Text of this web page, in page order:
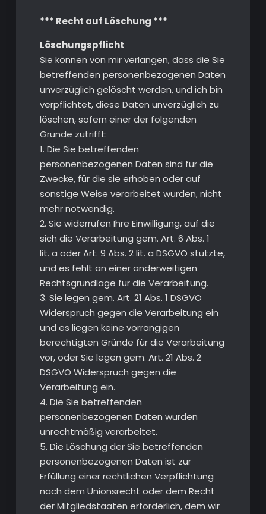
*** Recht auf Löschung ***
Löschungspflicht
Sie können von mir verlangen, dass die Sie
betreffenden personenbezogenen Daten
unverzüglich gelöscht werden, und ich bin
verpflichtet, diese Daten unverzüglich zu
löschen, sofern einer der folgenden
Gründe zutrifft:
1. Die Sie betreffenden
personenbezogenen Daten sind für die
Zwecke, für die sie erhoben oder auf
sonstige Weise verarbeitet wurden, nicht
mehr notwendig.
2. Sie widerrufen Ihre Einwilligung, auf die
sich die Verarbeitung gem. Art. 6 Abs. 1
lit. a oder Art. 9 Abs. 2 lit. a DSGVO stützte,
und es fehlt an einer anderweitigen
Rechtsgrundlage für die Verarbeitung.
3. Sie legen gem. Art. 21 Abs. 1 DSGVO
Widerspruch gegen die Verarbeitung ein
und es liegen keine vorrangigen
berechtigten Gründe für die Verarbeitung
vor, oder Sie legen gem. Art. 21 Abs. 2
DSGVO Widerspruch gegen die
Verarbeitung ein.
4. Die Sie betreffenden
personenbezogenen Daten wurden
unrechtmäßig verarbeitet.
5. Die Löschung der Sie betreffenden
personenbezogenen Daten ist zur
Erfüllung einer rechtlichen Verpflichtung
nach dem Unionsrecht oder dem Recht
der Mitgliedstaaten erforderlich, dem wir